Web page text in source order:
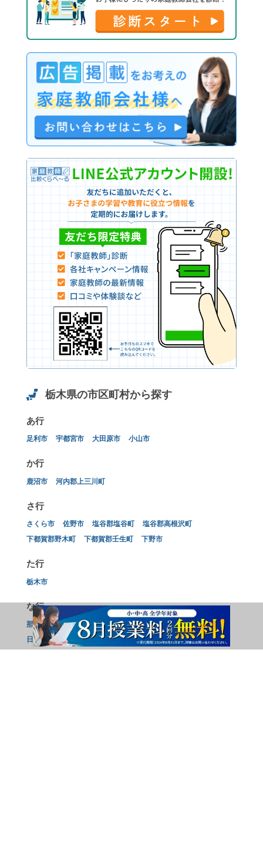
栃木県の市区町村から探す
あ行
足利市 宇都宮市 大田原市 小山市
か行
鹿沼市 河内郡上三川町
さ行
さくら市 佐野市 塩谷郡塩谷町
塩谷郡高根沢町
下都賀郡野木町
下都賀郡壬生町 下野市
た行
栃木市
な行
那須烏山市 那須郡那珂川町 那須郡那須町
那須塩原市
日光市